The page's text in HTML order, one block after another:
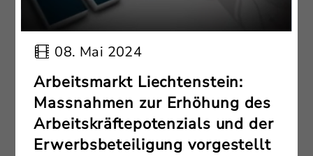
08. Mai 2024
Arbeitsmarkt Liechtenstein:
Massnahmen zur Erhöhung des
Arbeitskräftepotenzials und der
Erwerbsbeteiligung vorgestellt